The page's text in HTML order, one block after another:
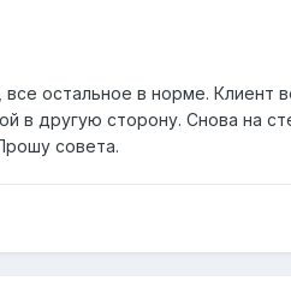
остальное в норме. Клиент
в другую сторону. Снова на
совета.